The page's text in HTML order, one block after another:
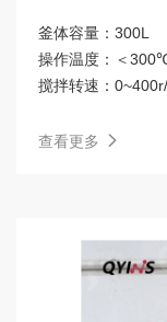
釜体容量： 300L
操作温度： ＜
搅拌转速：
查看更多